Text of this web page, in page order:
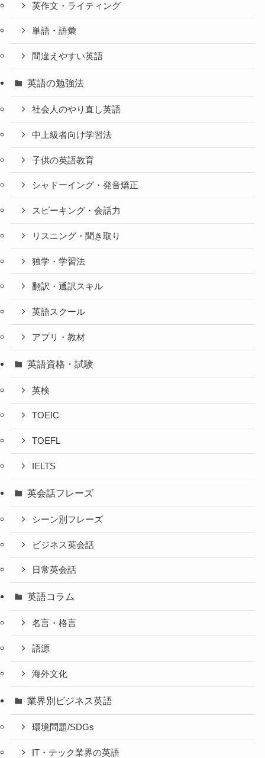
英作文・ライティング
単語・語彙
間違えやすい英語
英語の勉強法
社会人のやり直し英語
中上級者向け学習法
子供の英語教育
シャドーイング・発音矯正
スピーキング・会話力
リスニング・聞き取り
独学・学習法
翻訳・通訳スキル
英語スクール
アプリ・教材
英語資格・試験
英検
TOEIC
TOEFL
IELTS
英会話フレーズ
シーン別フレーズ
ビジネス英会話
日常英会話
英語コラム
名言・格言
語源
海外文化
業界別ビジネス英語
環境問題/SDGs
IT・テック業界の英語